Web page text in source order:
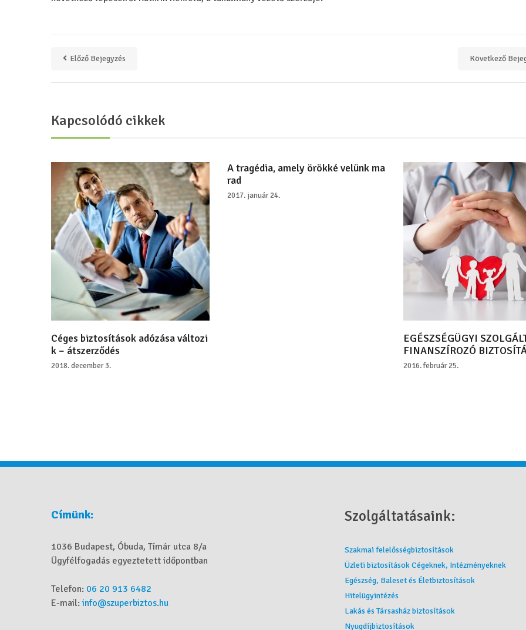
Előző Bejegyzés Következő
Kapcsolódó cikkek
Céges biztosítások adózása változi
k – átszerződés
2018. december 3.
A tragédia, amely örökké velünk ma
rad
2017. január 24.
EGÉSZSÉGÜGYI
FINANSZÍROZÓ
2016. február 25.
Címünk:
1036 Budapest, Óbuda, Tímár utca 8/a
Ügyfélfogadás egyeztetett időpontban
Telefon: 06 20 913 6482
E-mail: info@szuperbiztos.hu
Szolgáltatásaink:
Szakmai felelősségbiztosítások
Üzleti biztosítások Cégeknek, Intézményeknek
Egészség, Baleset és Életbiztosítások
Hitelügyintézés
Lakás és Társasház biztosítások
Nyugdíjbiztosítások